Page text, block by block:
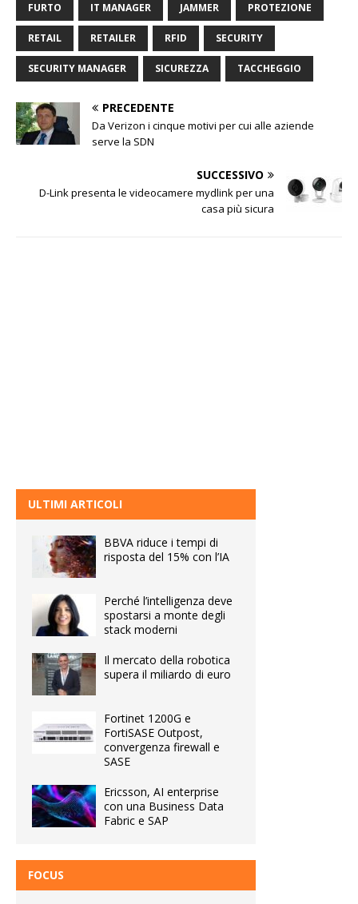
FURTO IT MANAGER JAMMER PROTEZIONE
RETAIL RETAILER RFID SECURITY
SECURITY MANAGER SICUREZZA TACCHEGGIO
PRECEDENTE
Da Verizon i cinque motivi per cui alle aziende
serve la SDN
SUCCESSIVO
D-Link presenta le videocamere mydlink per una
casa più sicura
ULTIMI ARTICOLI
BBVA riduce i tempi di
risposta del 15% con l’IA
Perché l’intelligenza deve
spostarsi a monte degli
stack moderni
Il mercato della robotica
supera il miliardo di euro
Fortinet 1200G e
FortiSASE Outpost,
convergenza firewall e
SASE
Ericsson, AI enterprise
con una Business Data
Fabric e SAP
FOCUS